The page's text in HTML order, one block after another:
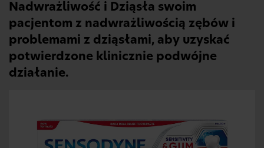
Nadwrażliwość i Dziąsła swoim
pacjentom z nadwrażliwością zębów i
problemami z dziąsłami, aby uzyskać
potwierdzone klinicznie podwójne
działanie.